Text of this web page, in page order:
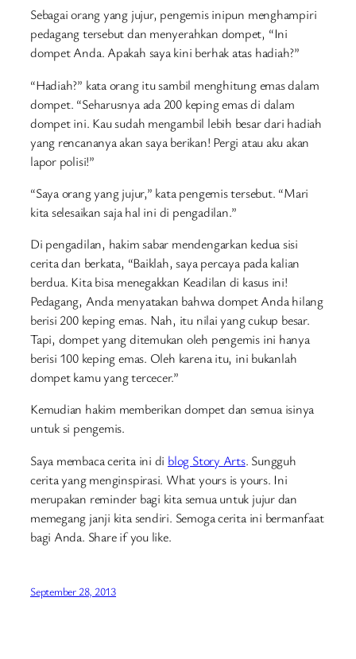
Sebagai orang yang jujur​​, pengemis inipun menghampiri
pedagang tersebut dan menyerahkan dompet, “Ini
dompet Anda. Apakah saya kini berhak atas hadiah?”
“Hadiah?” kata orang itu sambil menghitung emas dalam
dompet. “Seharusnya ada 200 keping emas di dalam
dompet ini. Kau sudah mengambil lebih besar dari hadiah
yang rencananya akan saya berikan! Pergi atau aku akan
lapor polisi!”
“Saya orang yang jujur​​,” kata pengemis tersebut. “Mari
kita selesaikan saja hal ini di pengadilan.”
Di pengadilan, hakim sabar mendengarkan kedua sisi
cerita dan berkata, “Baiklah, saya percaya pada kalian
berdua. Kita bisa menegakkan Keadilan di kasus ini!
Pedagang, Anda menyatakan bahwa dompet Anda hilang
berisi 200 keping emas. Nah, itu nilai yang cukup besar.
Tapi, dompet yang ditemukan oleh pengemis ini hanya
berisi 100 keping emas. Oleh karena itu, ini bukanlah
dompet kamu yang tercecer.”
Kemudian hakim memberikan dompet dan semua isinya
untuk si pengemis.
Saya membaca cerita ini di blog Story Arts. Sungguh
cerita yang menginspirasi. What yours is yours. Ini
merupakan reminder bagi kita semua untuk jujur dan
memegang janji kita sendiri. Semoga cerita ini bermanfaat
bagi Anda. Share if you like.
September 28, 2013